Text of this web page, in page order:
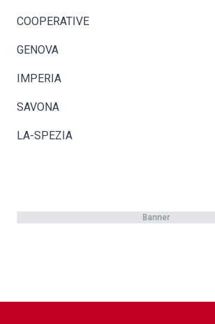
COOPERATIVE
GENOVA
IMPERIA
SAVONA
LA-SPEZIA
Banner